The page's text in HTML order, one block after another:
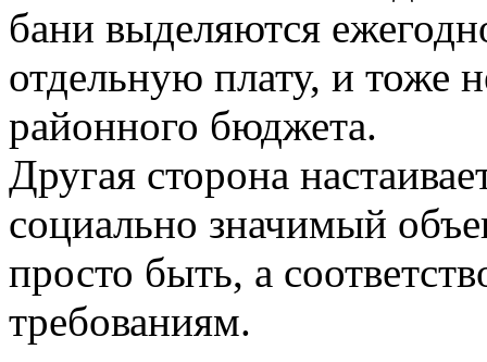
бани выделяются
отдельную плату, и тоже
районного бюджета.
Другая сторона
социально значимый
просто быть, а
требованиям.